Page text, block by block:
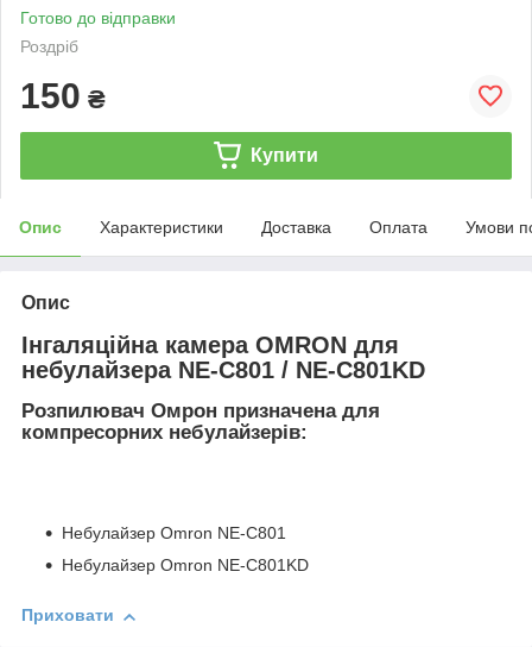
Готово до відправки
Роздріб
150 ₴
Купити
Опис Характеристики Доставка Оплата Умови
Опис
Інгаляційна камера OMRON для
небулайзера NE-C801 / NE-C801KD
Розпилювач Омрон призначена для
компресорних небулайзерів:
Небулайзер Omron NE-C801
Небулайзер Omron NE-C801KD
Приховати